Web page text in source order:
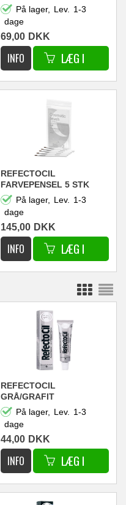
På lager,
Lev.
1-3
dage
69,00 DKK
REFECTOCIL
FARVEPENSEL 5 STK
På lager,
Lev.
1-3
dage
145,00 DKK
REFECTOCIL
GRÅ/GRAFIT
På lager,
Lev.
1-3
dage
44,00 DKK